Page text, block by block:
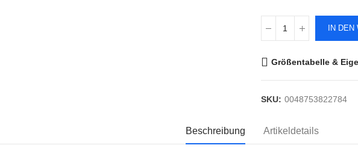
IN
Größentabelle &
SKU: 0048753822784
Beschreibung Artikeldetails